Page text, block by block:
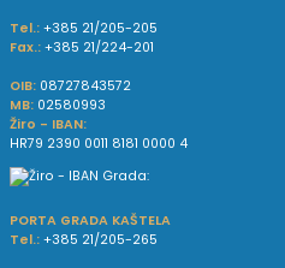
Tel.: +385 21/205-205
Fax.: +385 21/224-201
OIB: 08727843572
MB: 02580993
Žiro - IBAN:
HR79 2390 0011 8181 0000 4
PORTA GRADA KAŠTELA
Tel.: +385 21/205-265